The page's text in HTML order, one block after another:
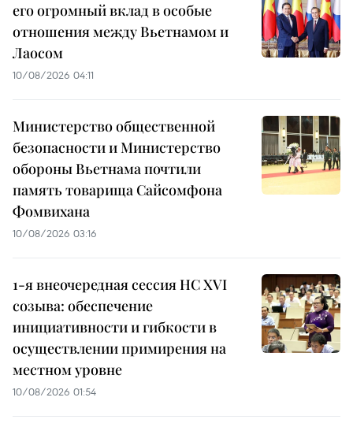
его огромный вклад в особые
отношения между Вьетнамом и
Лаосом
10/08/2026 04:11
Министерство общественной
безопасности и Министерство
обороны Вьетнама почтили
память товарища Сайсомфона
Фомвихана
10/08/2026 03:16
1-я внеочередная сессия НС XVI
созыва: обеспечение
инициативности и гибкости в
осуществлении примирения на
местном уровне
10/08/2026 01:54